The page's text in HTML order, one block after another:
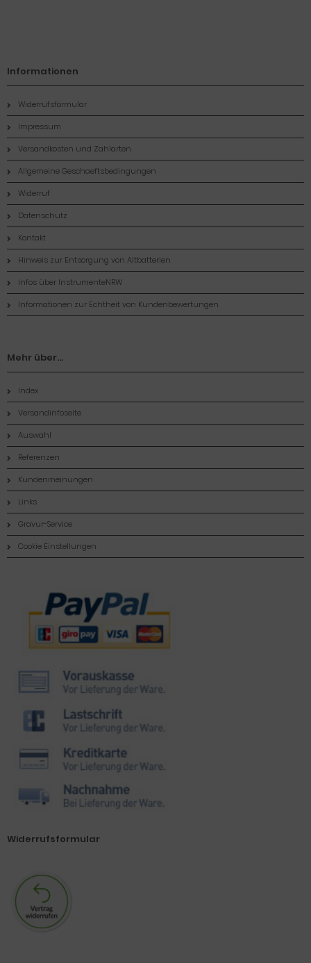
Informationen
Widerrufsformular
Impressum
Versandkosten und Zahlarten
Allgemeine Geschaeftsbedingungen
Widerruf
Datenschutz
Kontakt
Hinweis zur Entsorgung von Altbatterien
Infos über InstrumenteNRW
Informationen zur Echtheit von Kundenbewertungen
Mehr über...
Index
Versandinfoseite
Auswahl
Referenzen
Kundenmeinungen
Links
Gravur-Service
Cookie Einstellungen
Zahlungsmethoden
Widerrufsformular